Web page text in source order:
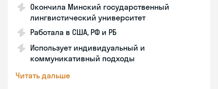
Окончила Минский государственный
лингвистический университет
Работала в США, РФ и РБ
Использует индивидуальный и
коммуникативный подходы
Читать дальше